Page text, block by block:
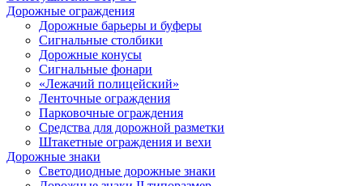
Дорожные ограждения
Дорожные барьеры и буферы
Сигнальные столбики
Дорожные конусы
Сигнальные фонари
«Лежачий полицейский»
Ленточные ограждения
Парковочные ограждения
Средства для дорожной разметки
Штакетные ограждения и вехи
Дорожные знаки
Светодиодные дорожные знаки